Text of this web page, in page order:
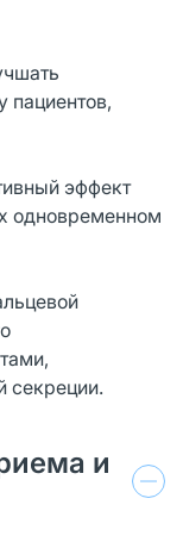
пациентов,
эффект
одновременном
секреции.
и